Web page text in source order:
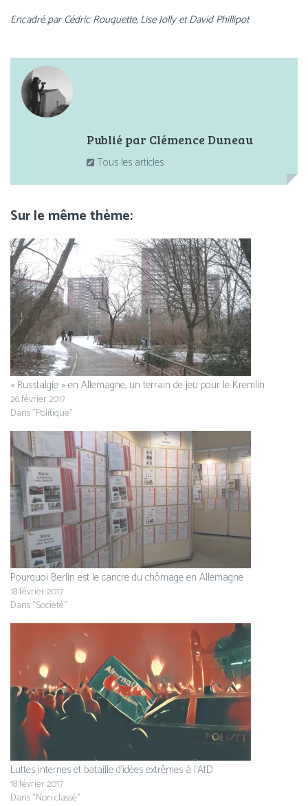
Encadré par Cédric Rouquette, Lise Jolly et David Phillipot
Partager :
Publié par Clémence Duneau
Tous les articles
Sur le même thème
« Russtalgie » en Allemagne, un terrain de jeu pour le Kremlin
26 février 2017
Dans "Politique"
Pourquoi Berlin est le cancre du chômage en Allemagne
18 février 2017
Dans "Société"
Luttes internes et bataille d’idées extrêmes à l’AfD
18 février 2017
Dans "Non classé"